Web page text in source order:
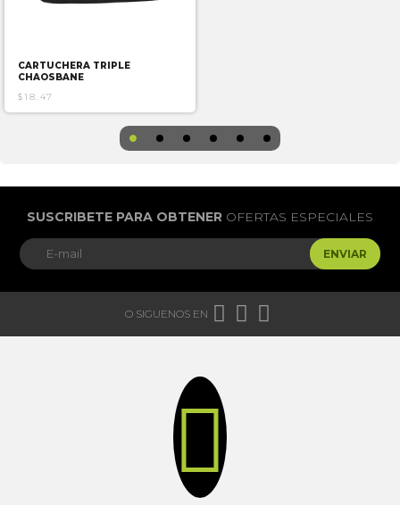
CARTUCHERA TRIPLE
CHAOSBANE
$18.47
SUSCRIBETE PARA OBTENER OFERTAS ESPECIALES
ENVIAR
O SIGUENOS EN   
